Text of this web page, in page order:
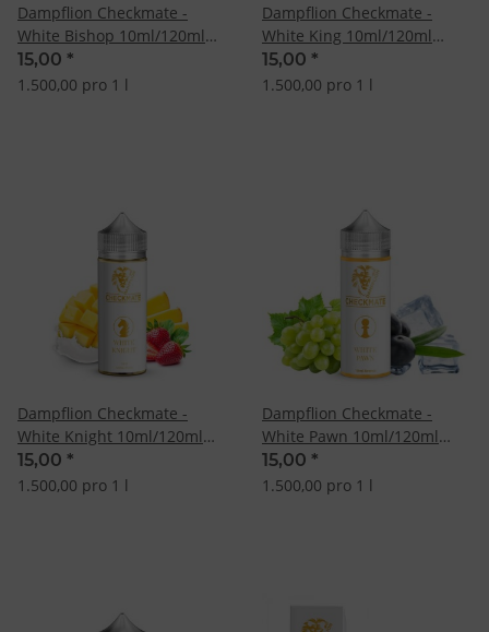
Dampflion Checkmate -
White Bishop 10ml/120ml
Longfill-Aroma
15,00 *
1.500,00 pro 1 l
Dampflion Checkmate -
White King 10ml/120ml
Longfill-Aroma
15,00 *
1.500,00 pro 1 l
Dampflion Checkmate -
White Knight 10ml/120ml
Longfill-Aroma
15,00 *
1.500,00 pro 1 l
Dampflion Checkmate -
White Pawn 10ml/120ml
Longfill Aroma
15,00 *
1.500,00 pro 1 l